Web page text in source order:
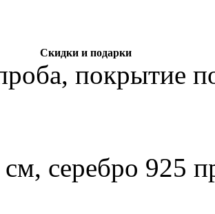
Скидки и подарки
покрытие
серебро 925